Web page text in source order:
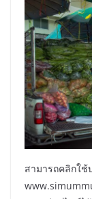
สามารถคลิกใ